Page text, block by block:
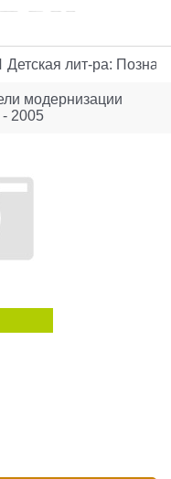
Детская лит-ра:
модернизации
2005